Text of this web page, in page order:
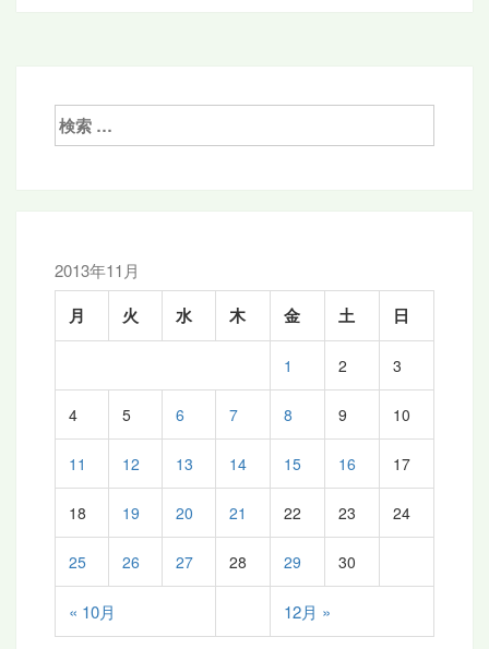
検
索:
2013年11月
月 火 水 木 金 土 日
« 10月 12月 »
1 2 3
4 5 6 7 8 9 10
11 12 13 14 15 16 17
18 19 20 21 22 23 24
25 26 27 28 29 30